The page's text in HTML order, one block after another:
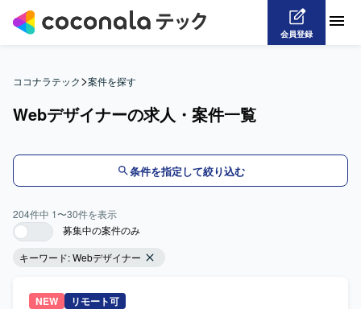
会員登録
ココナラテック>案件を探す
Webデザイナーの求人・案件一覧
条件を指定して絞り込む
204件中 1〜30件を表示
募集中の案件のみ
キーワード:Webデザイナー
NEW リモート可